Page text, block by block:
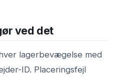
ved det
lagerbevægelse med
ID. Placeringsfejl